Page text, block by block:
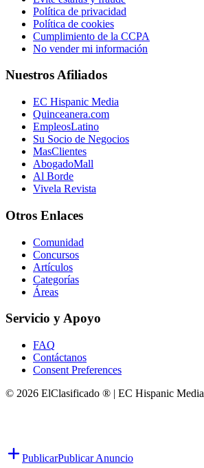
Política de privacidad
Política de cookies
Cumplimiento de la CCPA
No vender mi información
Nuestros Afiliados
EC Hispanic Media
Quinceanera.com
EmpleosLatino
Su Socio de Negocios
MasClientes
AbogadoMall
Al Borde
Vivela Revista
Otros Enlaces
Comunidad
Concursos
Artículos
Categorías
Áreas
Servicio y Apoyo
FAQ
Contáctanos
Consent Preferences
© 2026 ElClasificado ® | EC Hispanic Media
PublicarPublicar Anuncio